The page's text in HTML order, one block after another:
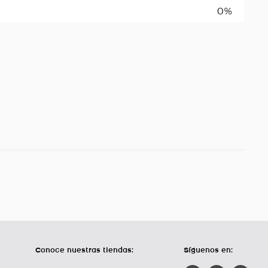
0%
Conoce nuestras tiendas: Síguenos en: